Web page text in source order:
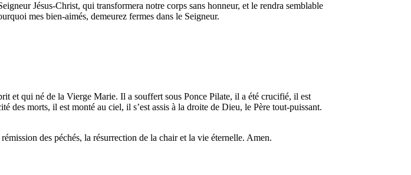
Jésus-Christ, qui transformera notre corps sans honneur, et le rendra semblable
mes bien-aimés, demeurez fermes dans le Seigneur.
et qui né de la Vierge Marie. Il a souffert sous Ponce Pilate, il a été crucifié, il est
des morts, il est monté au ciel, il s’est assis à la droite de Dieu, le Père tout-puissant.
des péchés, la résurrection de la chair et la vie éternelle. Amen.